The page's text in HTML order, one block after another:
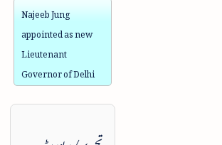
Najeeb Jung
appointed as new
Lieutenant
Governor of Delhi